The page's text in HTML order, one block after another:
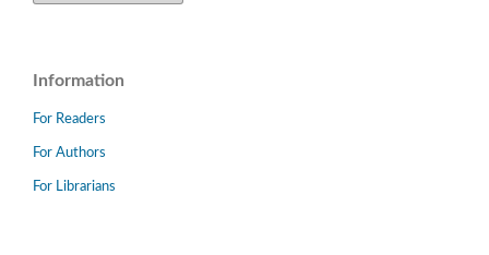
Information
For Readers
For Authors
For Librarians